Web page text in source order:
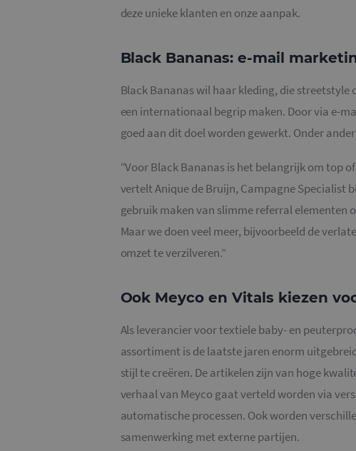
deze unieke klanten en onze aanpak.
Black Bananas: e-mail
Black Bananas wil haar kleding, die
een internationaal begrip maken. Door via e-
goed aan dit doel worden gewerkt. Onder
“Voor Black Bananas is het belangrijk om top
vertelt Anique de Bruijn, Campagne Specialist
gebruik maken van slimme referral elementen
Maar we doen veel meer, bijvoorbeeld de
omzet te verzilveren.”
Ook Meyco en Vitals kiezen
Als leverancier voor textiele baby- en
assortiment is de laatste jaren enorm
stijl te creëren. De artikelen zijn van hoge
verhaal van Meyco gaat verteld worden via
automatische processen. Ook worden
samenwerking met externe partijen.